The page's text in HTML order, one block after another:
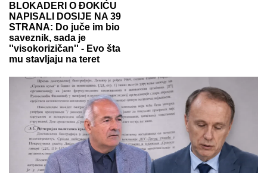
BLOKADERI O ĐOKIĆU
NAPISALI DOSIJE NA 39
STRANA: Do juče im bio
saveznik, sada je
''visokorizičan'' - Evo šta
mu stavljaju na teret